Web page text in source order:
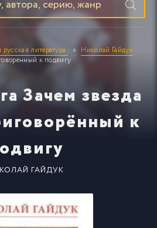
литература
Николай Гайдук
к подвигу
Зачем звезда
к
ГАЙДУК